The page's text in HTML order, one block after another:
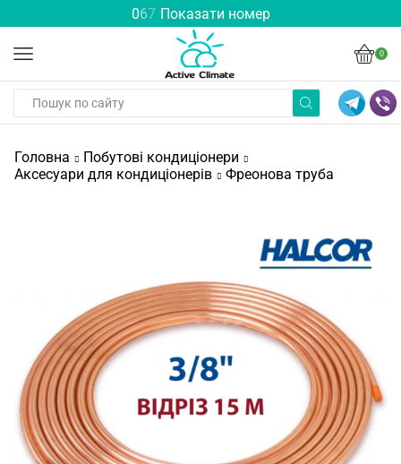
067 Показати номер
0
Головна
Побутові кондиціонери
Аксесуари для кондиціонерів
Фреонова труба